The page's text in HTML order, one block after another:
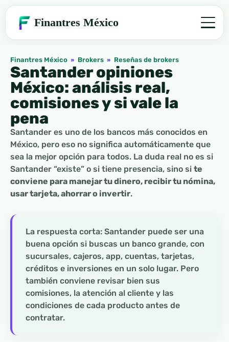
Finantres México
Finantres México » Brokers » Reseñas de brokers
Santander opiniones
México: análisis real,
comisiones y si vale la
pena
Santander es uno de los bancos más conocidos en
México, pero eso no significa automáticamente que
sea la mejor opción para todos. La duda real no es si
Santander “existe” o si tiene presencia, sino si te
conviene para manejar tu dinero, recibir tu nómina,
usar tarjeta, ahorrar o invertir.
La respuesta corta: Santander puede ser una
buena opción si buscas un banco grande, con
sucursales, cajeros, app, cuentas, tarjetas,
créditos e inversiones en un solo lugar. Pero
también conviene revisar bien sus
comisiones, la atención al cliente y las
condiciones de cada producto antes de
contratar.